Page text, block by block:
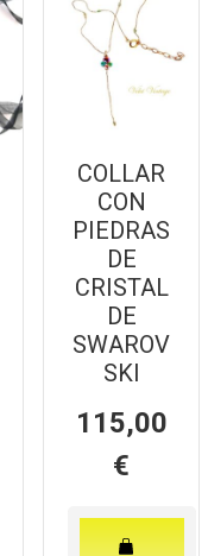
COLLAR
CON
PIEDRAS
DE
CRISTAL
DE
SWAROV
SKI
115,00
€